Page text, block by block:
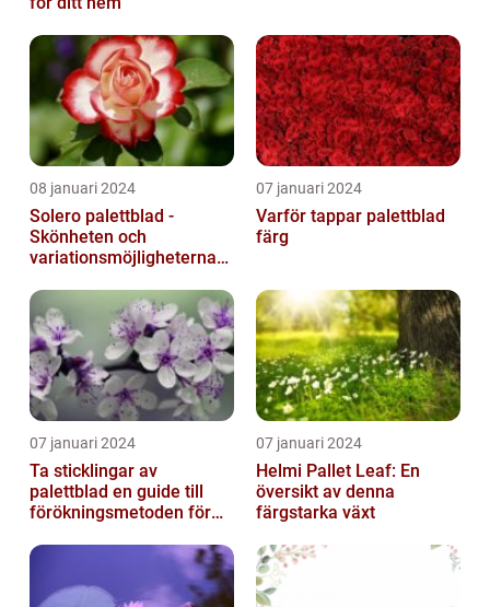
08 januari 2024
Solero palettblad -
Skönheten och
variationsmöjligheterna
07 januari 2024
Varför tappar palettblad
färg
07 januari 2024
Ta sticklingar av
palettblad en guide till
förökningsmetoden för
07 januari 2024
Helmi Pallet Leaf: En
översikt av denna
färgstarka växt